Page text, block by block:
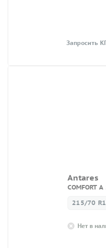
Запросить
Antares
COMFORT A
215/70
Нет в